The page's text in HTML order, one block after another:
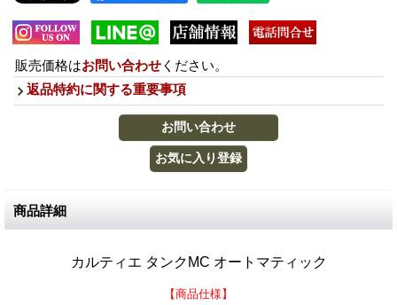
販売価格はお問い合わせ ください。
返品特約に関する重要事項
商品詳細
カルティエ タンクMC オートマティック
【商品仕様】